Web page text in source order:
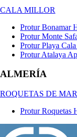
CALA MILLOR
Protur Bonamar
Protur Monte
Protur Playa
Protur Atalaya
ALMERÍA
ROQUETAS DE MAR
Protur Roquetas